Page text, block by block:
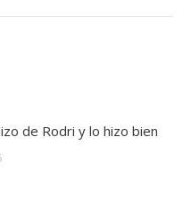
de Rodri y lo hizo bien